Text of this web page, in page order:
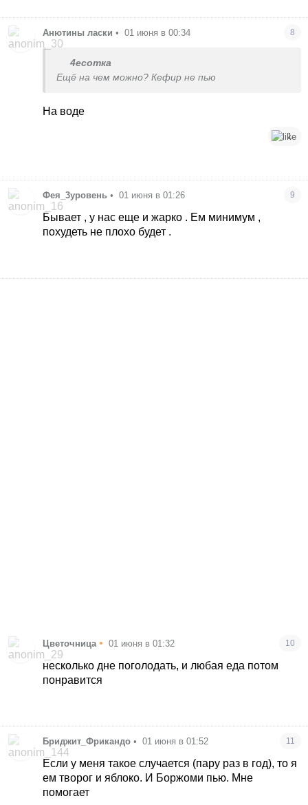
Анютины ласки • 01 июня в 00:34 8
4есотка
Ещё на чем можно? Кефир не пью
На воде
1
Фея_3уровень • 01 июня в 01:26 9
Бывает , у нас еще и жарко . Ем минимум ,
похудеть не плохо будет .
Цветочница • 01 июня в 01:32 10
несколько дне поголодать, и любая еда потом
понравится
Бриджит_Фрикандо • 01 июня в 01:52 11
Если у меня такое случается (пару раз в год), то я
ем творог и яблоко. И Боржоми пью. Мне
помогает